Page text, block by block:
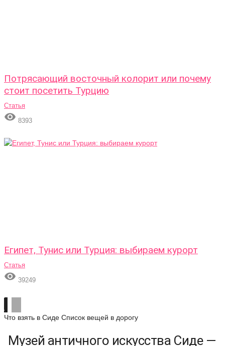
Потрясающий восточный колорит или почему
стоит посетить Турцию
Статья
 8393
Египет, Тунис или Турция: выбираем курорт
Статья
 39249
Что взять в Сиде Список вещей в дорогу
Музей античного искусства Сиде —